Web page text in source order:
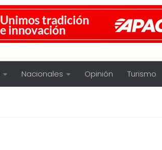
Nacionales Opinión Turismo